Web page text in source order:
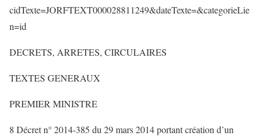
cidTexte=JORFTEXT000028811249&dateTexte=&categorieLie
n=id
DECRETS, ARRETES, CIRCULAIRES
TEXTES GENERAUX
PREMIER MINISTRE
8 Décret n° 2014-385 du 29 mars 2014 portant création d’un